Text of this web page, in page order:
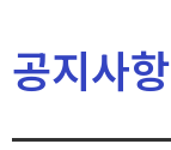
공지사항